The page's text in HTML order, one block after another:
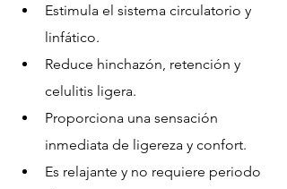
Estimula el sistema circulatorio y
linfático.
Reduce hinchazón, retención y
celulitis ligera.
Proporciona una sensación
inmediata de ligereza y confort.
Es relajante y no requiere periodo